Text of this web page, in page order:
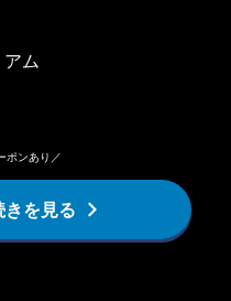
ム
ポンあり／
きを見る